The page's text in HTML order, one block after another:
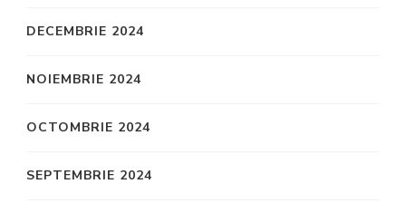
DECEMBRIE 2024
NOIEMBRIE 2024
OCTOMBRIE 2024
SEPTEMBRIE 2024